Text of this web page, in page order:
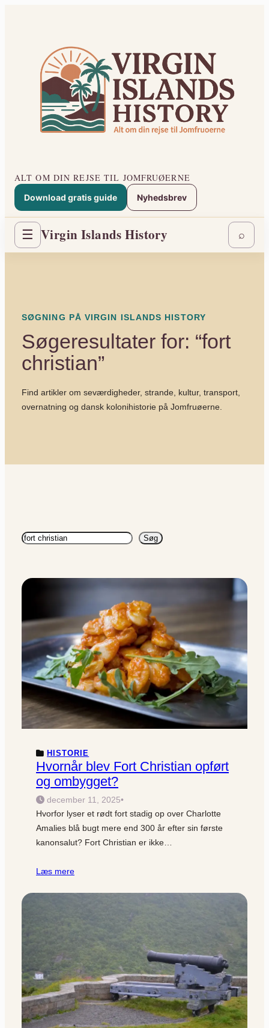
ALT OM DIN REJSE TIL JOMFRUØERNE
Download gratis guide Nyhedsbrev
☰ Virgin Islands History ⌕
SØGNING PÅ VIRGIN ISLANDS HISTORY
Søgeresultater for: “fort
christian”
Find artikler om seværdigheder, strande, kultur, transport,
overnatning og dansk kolonihistorie på Jomfruøerne.
Søg Søg
HISTORIE
Hvornår blev Fort Christian opført
og ombygget?
december 11, 2025•
Hvorfor lyser et rødt fort stadig op over Charlotte
Amalies blå bugt mere end 300 år efter sin første
kanonsalut? Fort Christian er ikke…
Læs mere